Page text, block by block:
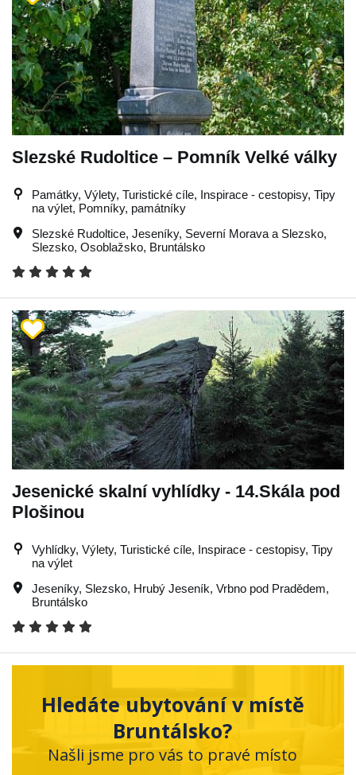
Slezské Rudoltice – Pomník Velké války
Památky, Výlety, Turistické cíle, Inspirace - cestopisy, Tipy
na výlet, Pomníky, památníky
Slezské Rudoltice, Jeseníky, Severní Morava a Slezsko,
Slezsko, Osoblažsko, Bruntálsko
Jesenické skalní vyhlídky - 14.Skála pod
Plošinou
Vyhlídky, Výlety, Turistické cíle, Inspirace - cestopisy, Tipy
na výlet
Jeseníky, Slezsko, Hrubý Jeseník, Vrbno pod Pradědem,
Bruntálsko
Hledáte ubytování v místě
Bruntálsko?
Našli jsme pro vás to pravé místo